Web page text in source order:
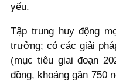
yếu.
Tập trung huy động
trưởng; có các giải
(mục tiêu giai đoạn
đồng, khoảng gần 750